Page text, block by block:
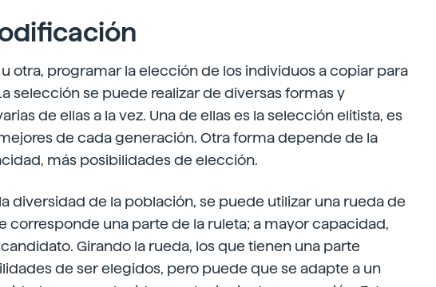
otra, programar la elección de los individuos a copiar para
selección se puede realizar de diversas formas y
de ellas a la vez. Una de ellas es la selección elitista, es
de cada generación. Otra forma depende de la
más posibilidades de elección.
diversidad de la población, se puede utilizar una rueda de
corresponde una parte de la ruleta; a mayor capacidad,
Girando la rueda, los que tienen una parte
de ser elegidos, pero puede que se adapte a un